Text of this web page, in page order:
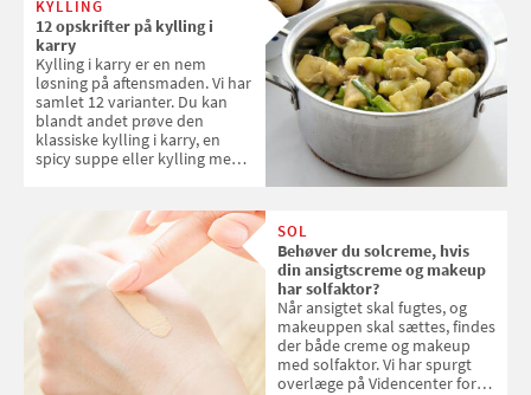
KYLLING
12 opskrifter på kylling i
karry
Kylling i karry er en nem
løsning på aftensmaden. Vi har
samlet 12 varianter. Du kan
blandt andet prøve den
klassiske kylling i karry, en
spicy suppe eller kylling med
SOL
Behøver du solcreme, hvis
din ansigtscreme og makeup
har solfaktor?
Når ansigtet skal fugtes, og
makeuppen skal sættes, findes
der både creme og makeup
med solfaktor. Vi har spurgt
overlæge på Videncenter for